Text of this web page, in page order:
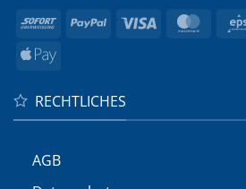
Sofort PayPal Visa
Apple
RECHTLICHES
AGB